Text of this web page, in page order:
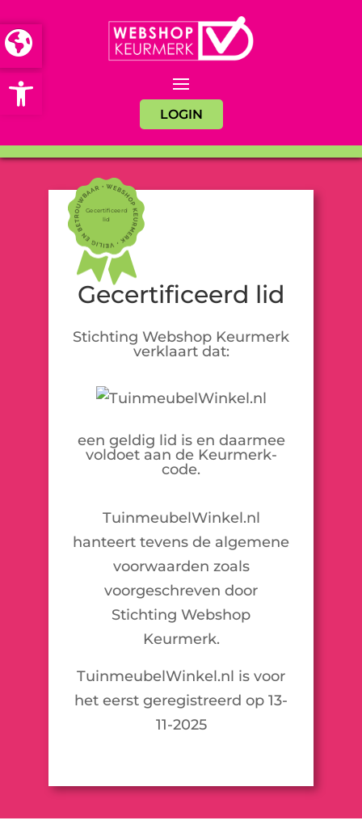
Open toolbar
LOGIN
Gecertificeerd
lid
Gecertificeerd lid
Stichting Webshop Keurmerk
verklaart dat:
een geldig lid is en daarmee
voldoet aan de Keurmerk-
code.
TuinmeubelWinkel.nl
hanteert tevens de algemene
voorwaarden zoals
voorgeschreven door
Stichting Webshop
Keurmerk.
TuinmeubelWinkel.nl is voor
het eerst geregistreerd op 13-
11-2025